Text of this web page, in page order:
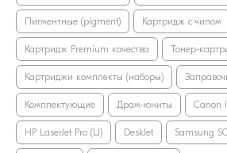
Пигментные (pigment) Картридж с чипом
Картридж Premium качества Тонер-
Картриджи комплекты (наборы)
Комплектующие Драм-юниты Canon
HP LaserJet Pro (LJ) DeskJet Samsung